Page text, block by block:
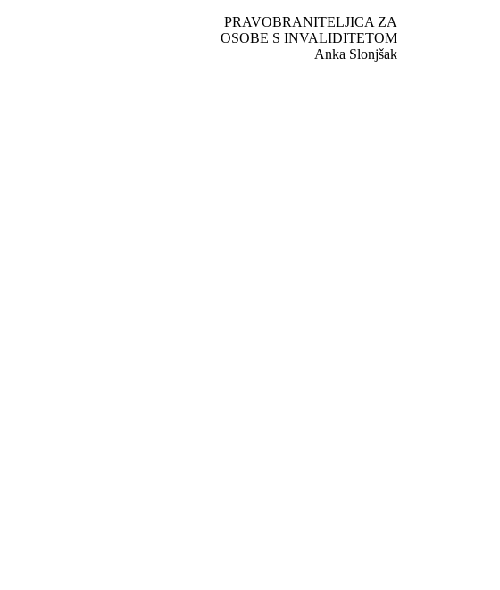
PRAVOBRANITELJICA ZA
OSOBE S INVALIDITETOM
Anka Slonjšak